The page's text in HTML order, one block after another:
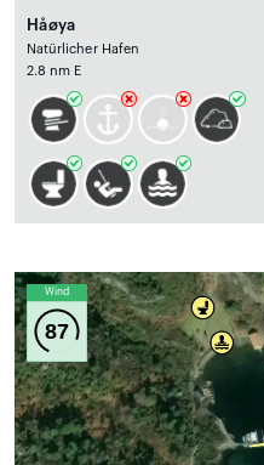
Håøya
Natürlicher Hafen
2.8 nm E
Wind
87